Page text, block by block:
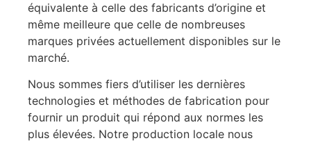
équivalente à celle des fabricants d’origine et
même meilleure que celle de nombreuses
marques privées actuellement disponibles sur le
marché.
Nous sommes fiers d’utiliser les dernières
technologies et méthodes de fabrication pour
fournir un produit qui répond aux normes les
plus élevées. Notre production locale nous